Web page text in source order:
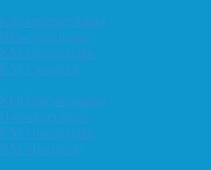
Klubbmesterskapet
Høstturneringen
KM i hurtigsjakk
KM i lynsjakk
Klubbmesterskapet
Høstturneringen
KM i hurtigsjakk
KM i lynsjakk